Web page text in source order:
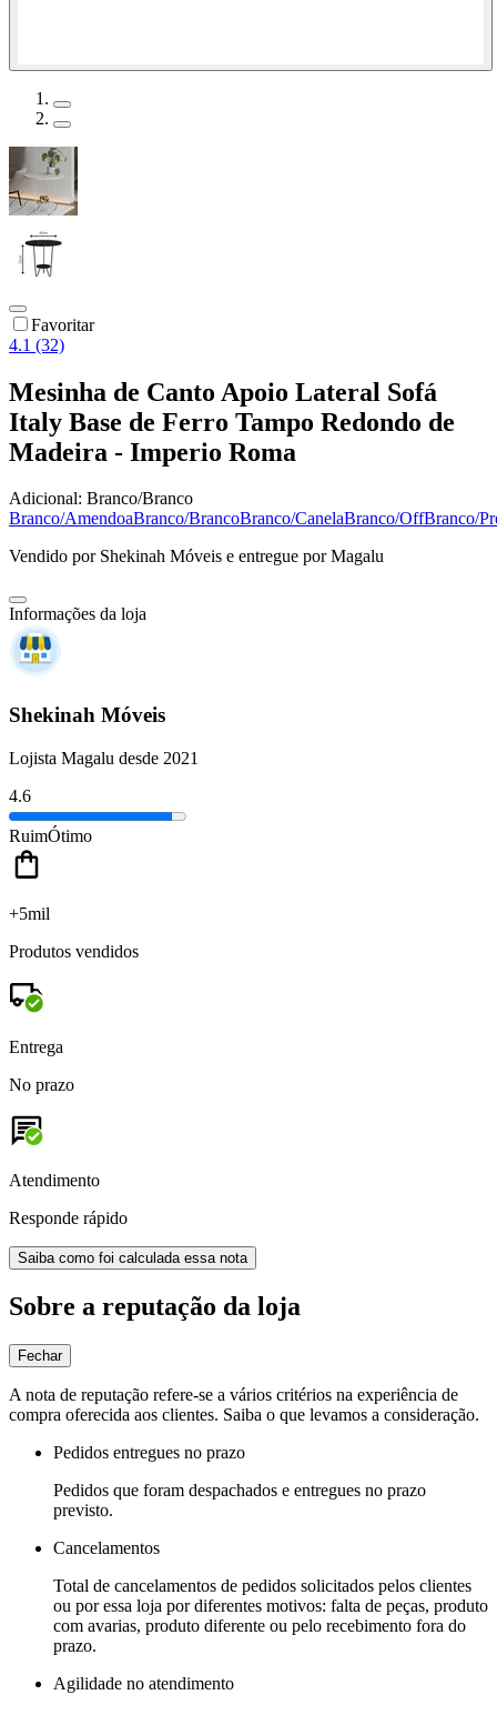
Favoritar
4.1 (32)
Mesinha de Canto Apoio Lateral Sofá
Italy Base de Ferro Tampo Redondo de
Madeira - Imperio Roma
Adicional: Branco/Branco
Branco/AmendoaBranco/BrancoBranco/CanelaBranco/OffBranco/
Vendido por Shekinah Móveis e entregue por Magalu
Informações da loja
Shekinah Móveis
Lojista Magalu desde 2021
4.6
RuimÓtimo
+5mil
Produtos vendidos
Entrega
No prazo
Atendimento
Responde rápido
Saiba como foi calculada essa nota
Sobre a reputação da loja
Fechar
A nota de reputação refere-se a vários critérios na experiência de
compra oferecida aos clientes. Saiba o que levamos a consideração.
Pedidos entregues no prazo
Pedidos que foram despachados e entregues no prazo
previsto.
Cancelamentos
Total de cancelamentos de pedidos solicitados pelos clientes
ou por essa loja por diferentes motivos: falta de peças, produto
com avarias, produto diferente ou pelo recebimento fora do
prazo.
Agilidade no atendimento